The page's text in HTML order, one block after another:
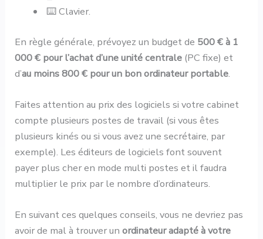
⌨️ Clavier.
En règle générale, prévoyez un budget de 500 € à 1
000 € pour l’achat d’une unité centrale (PC fixe) et
d’au moins 800 € pour un bon ordinateur portable.
Faites attention au prix des logiciels si votre cabinet
compte plusieurs postes de travail (si vous êtes
plusieurs kinés ou si vous avez une secrétaire, par
exemple). Les éditeurs de logiciels font souvent
payer plus cher en mode multi postes et il faudra
multiplier le prix par le nombre d’ordinateurs.
En suivant ces quelques conseils, vous ne devriez pas
avoir de mal à trouver unordinateur adapté à votre